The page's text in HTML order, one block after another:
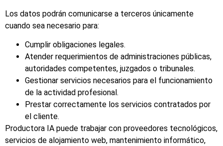
Los datos podrán comunicarse a terceros únicamente
cuando sea necesario para:
Cumplir obligaciones legales.
Atender requerimientos de administraciones públicas,
autoridades competentes, juzgados o tribunales.
Gestionar servicios necesarios para el funcionamiento
de la actividad profesional.
Prestar correctamente los servicios contratados por
el cliente.
Productora IA puede trabajar con proveedores tecnológicos,
servicios de alojamiento web, mantenimiento informático,